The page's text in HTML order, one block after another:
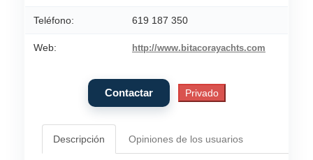
Teléfono: 619 187 350
Web: http://www.bitacorayachts.com
Descripción Opiniones de los usuarios